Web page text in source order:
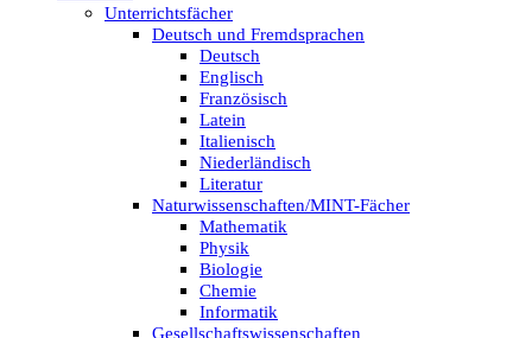
Unterrichtsfächer
Deutsch und Fremdsprachen
Deutsch
Englisch
Französisch
Latein
Italienisch
Niederländisch
Literatur
Naturwissenschaften/MINT-Fächer
Mathematik
Physik
Biologie
Chemie
Informatik
Gesellschaftswissenschaften